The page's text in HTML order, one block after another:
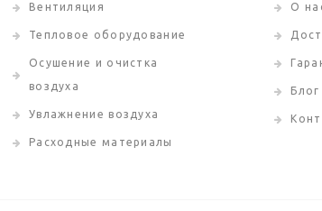
Вентиляция
Тепловое оборудование
Осушение и очистка
воздуха
Увлажнение воздуха
Расходные материалы
О
Блог